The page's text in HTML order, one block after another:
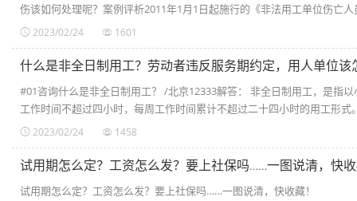
伤该如何处理呢？案例评析2011年1月1日起施行的《非法用工单位伤亡人
2023/02/24 1601
什么是非全日制用工？劳动者违反服务期约定，用人单位该
#01咨询什么是非全日制用工？ /北京12333解答： 非全日制用工，是指
工作时间不超过四小时，每周工作时间累计不超过二十四小时的用工形式
2023/02/24 1458
试用期怎么定？工资怎么发？要上社保吗……一图说清，快
试用期怎么定？工资怎么发？要上社保吗……一图说清，快收藏！